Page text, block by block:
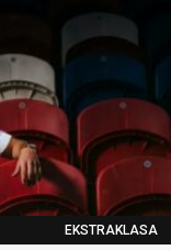
EKSTRAKLASA